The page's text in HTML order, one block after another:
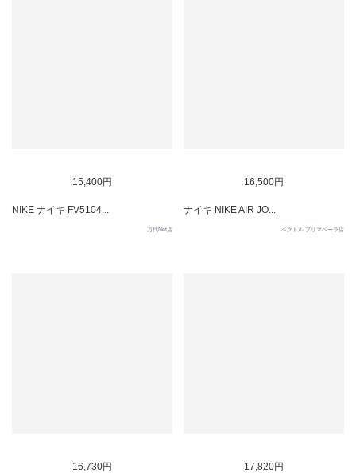
15,400円
NIKE ナイキ FV5104...
万代Net店
16,500円
ナイキ NIKE AIR JO...
ベクトル プリマベーラ店
16,730円 17,820円